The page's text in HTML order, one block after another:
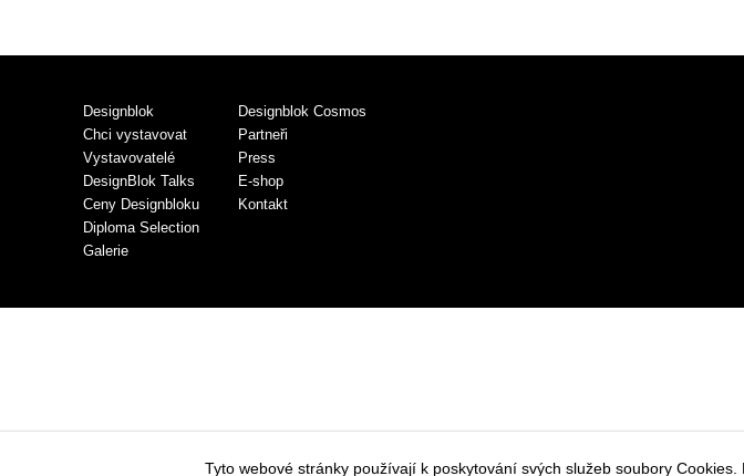
Designblok
Chci vystavovat
Vystavovatelé
DesignBlok Talks
Ceny Designbloku
Diploma Selection
Galerie
Designblok Cosmos
Partneři
Press
E-shop
Kontakt
Tyto webové stránky používají k poskytování svých služeb soubory